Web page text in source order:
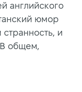
английского
юмор
и
В общем,